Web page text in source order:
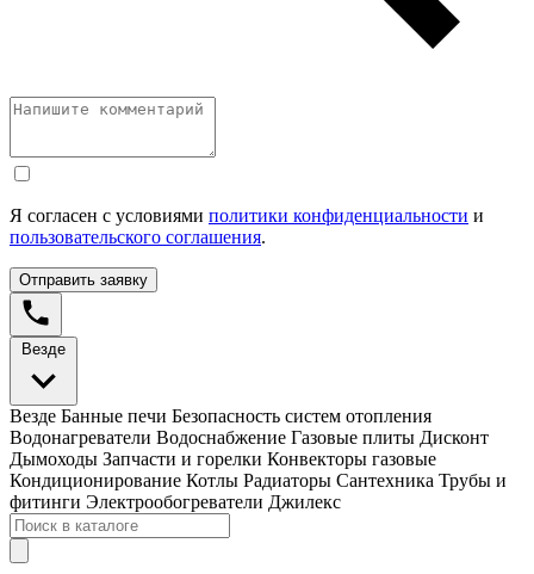
Я согласен с условиями политики конфиденциальности и
пользовательского соглашения.
Отправить заявку
Везде
Везде Банные печи Безопасность систем отопления
Водонагреватели Водоснабжение Газовые плиты Дисконт
Дымоходы Запчасти и горелки Конвекторы газовые
Кондиционирование Котлы Радиаторы Сантехника Трубы и
фитинги Электрообогреватели Джилекс